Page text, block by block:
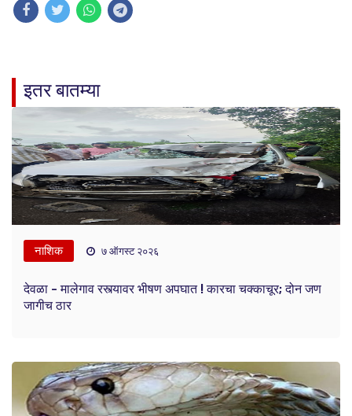
इतर बातम्या
नाशिक ७ ऑगस्ट २०२६
देवळा - मालेगाव रस्त्यावर भीषण अपघात ! कारचा चक्काचूर; दोन जण
जागीच ठार